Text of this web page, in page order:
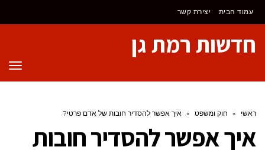
לתוכן
עמוד הבית יצירת קשר
חדשות רמת גן
ראשי » חוק ומשפט » איך אפשר להסדיר חובות של אדם פרטי?
איך אפשר להסדיר חובות